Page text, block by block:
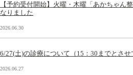
【予約受付開始】火曜・木曜「あかちゃん
なりました
2026.06.30
6/27(土)の診療について（15：30までとさせ
2026.06.27